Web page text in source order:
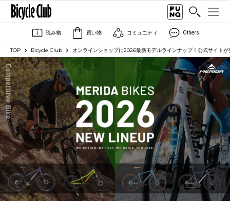
読み物 買い物 コミュニティ Others
TOP Bicycle Club オンラインショップに2026最新モデルラインナップ！公式サイト